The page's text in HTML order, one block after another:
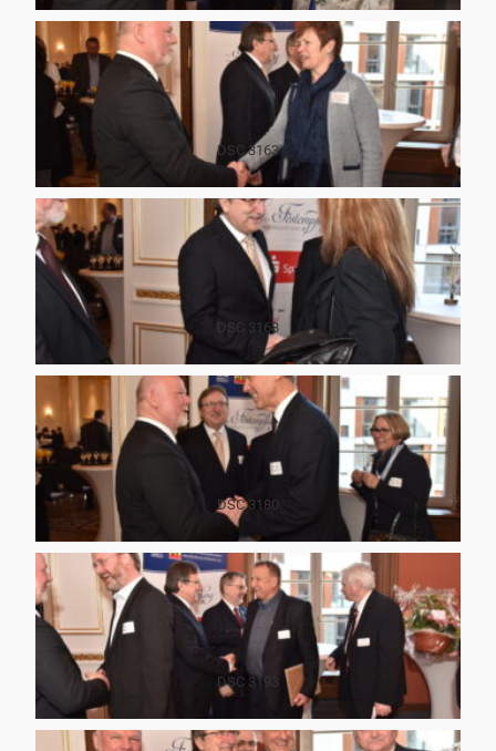
DSC 3163
DSC 3168
DSC 3180
DSC 3193